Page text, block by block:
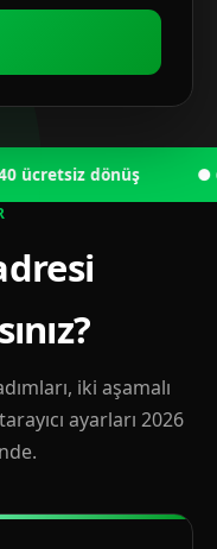
dönüş ●
iki aşamalı
ayarları 2026